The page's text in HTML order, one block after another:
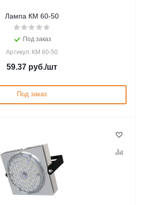
Лампа КМ 60-50
Под заказ
Артикул: КМ 60-50
59.37 руб./шт
Под заказ